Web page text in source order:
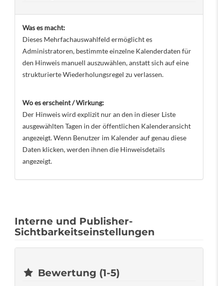
Was es macht:
Dieses Mehrfachauswahlfeld ermöglicht es
Administratoren, bestimmte einzelne Kalenderdaten für
den Hinweis manuell auszuwählen, anstatt sich auf eine
strukturierte Wiederholungsregel zu verlassen.
Wo es erscheint / Wirkung:
Der Hinweis wird explizit nur an den in dieser Liste
ausgewählten Tagen in der öffentlichen Kalenderansicht
angezeigt. Wenn Benutzer im Kalender auf genau diese
Daten klicken, werden ihnen die Hinweisdetails
angezeigt.
Interne und Publisher-
Sichtbarkeitseinstellungen
Bewertung (1-5)